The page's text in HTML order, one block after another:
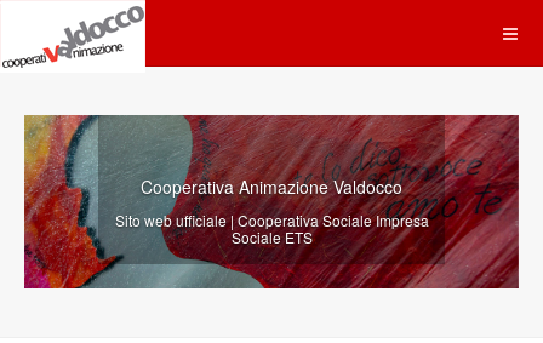
Cooperativa Animazione Valdocco
Sito web ufficiale | Cooperativa Sociale Impresa
Sociale ETS